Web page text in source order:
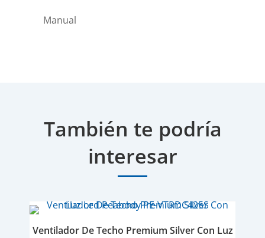
Manual
También te podría
interesar
Ventilador De Techo Premium Silver Con Luz